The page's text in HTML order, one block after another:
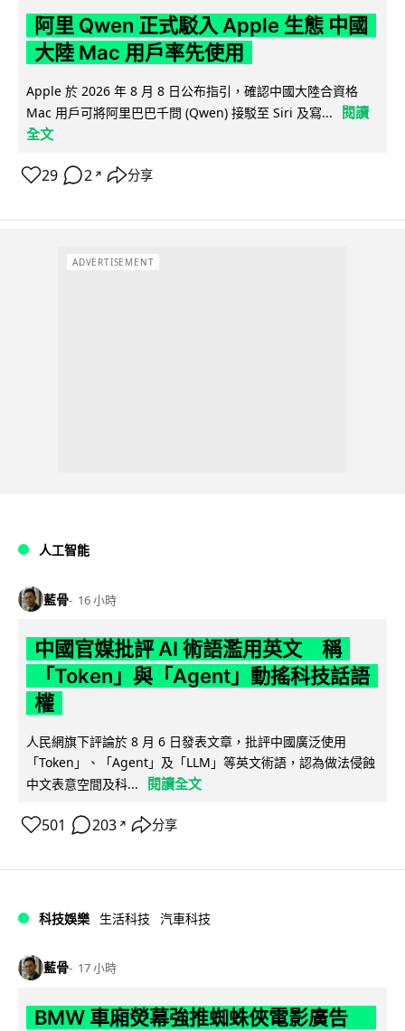
阿里 Qwen 正式駁入 Apple 生態 中國
大陸 Mac 用戶率先使用
Apple 於 2026 年 8 月 8 日公布指引，確認中國大陸合資格
Mac 用戶可將阿里巴巴千問 (Qwen) 接駁至 Siri 及寫...
閱讀
全文
29 2 ↗ 分享
ADVERTISEMENT
人工智能
藍骨 16 小時
中國官媒批評 AI 術語濫用英文 稱
「Token」與「Agent」動搖科技話語
權
人民網旗下評論於 8 月 6 日發表文章，批評中國廣泛使用
「Token」、「Agent」及「LLM」等英文術語，認為做法侵蝕
中文表意空間及科...
閱讀全文
501 203 ↗ 分享
科技娛樂 生活科技 汽車科技
藍骨 17 小時
BMW 車廂熒幕強推蜘蛛俠電影廣告